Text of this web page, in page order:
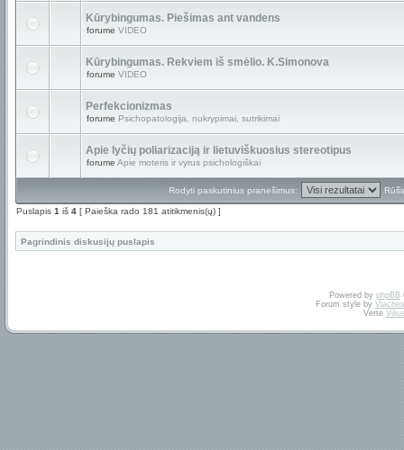
Kūrybingumas. Piešimas ant vandens
forume VIDEO
Kūrybingumas. Rekviem iš smėlio. K.Simonova
forume VIDEO
Perfekcionizmas
forume Psichopatologija, nukrypimai, sutrikimai
Apie lyčių poliarizaciją ir lietuviškuosius stereotipus
forume Apie moteris ir vyrus psichologiškai
Rodyti paskutinius pranešimus:
Puslapis 1 iš 4 [ Paieška rado 181 atitikmenis(ų) ]
Pagrindinis diskusijų puslapis
Powered by phpBB
Forum style by
Vertė